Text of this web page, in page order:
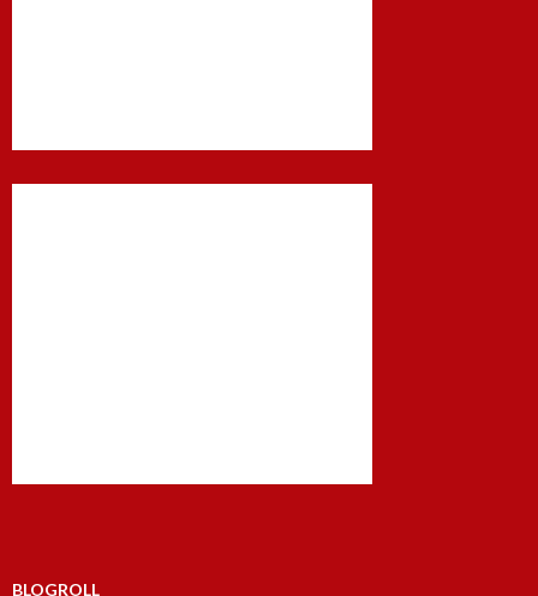
BLOGROLL